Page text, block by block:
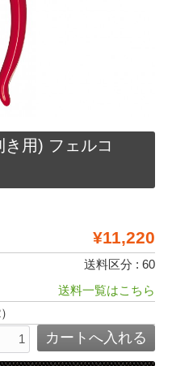
用) フェルコ
¥11,220
送料区分 : 60
送料一覧はこちら